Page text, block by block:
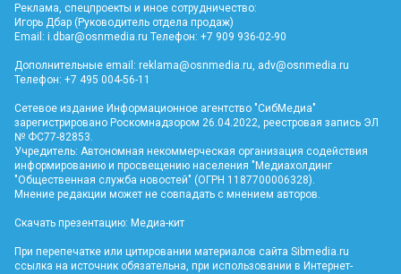
Реклама, спецпроекты и иное сотрудничество:
Игорь Дбар (Руководитель отдела продаж)
Email: i.dbar@osnmedia.ru Телефон: +7 909 936-02-90
Дополнительные email: reklama@osnmedia.ru adv@osnmedia.ru
Телефон: +7 495 004-56-11
Сетевое издание Информационное агентство "СибМедиа"
зарегистрировано Роскомнадзором 26.04.2022, реестровая запись ЭЛ
№ ФС77-82853.
Учредитель: Автономная некоммерческая организация содействия
информированию и просвещению населения "Медиахолдинг
"Общественная служба новостей" (ОГРН 1187700006328).
Мнение редакции может не совпадать с мнением авторов.
Скачать презентацию: Медиа-кит
При перепечатке или цитировании материалов сайта Sibmedia.ru
ссылка на источник обязательна, при использовании в Интернет-